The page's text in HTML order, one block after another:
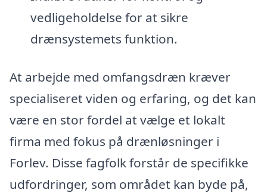
vedligeholdelse for at sikre
drænsystemets funktion.
At arbejde med omfangsdræn kræver
specialiseret viden og erfaring, og det kan
være en stor fordel at vælge et lokalt
firma med fokus på drænløsninger i
Forlev. Disse fagfolk forstår de specifikke
udfordringer, som området kan byde på,